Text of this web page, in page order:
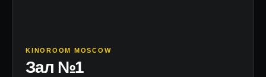
KINOROOM MOSCOW
Зал №1